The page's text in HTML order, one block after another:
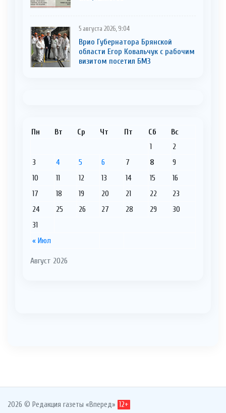
5 августа 2026, 9:04
Врио Губернатора Брянской
области Егор Ковальчук с рабочим
визитом посетил БМЗ
Август 2026
Пн Вт Ср Чт Пт Сб Вс
« Июл
1
2
3
4 5 6 7 8
9
10
11 12 13 14 15
16
17
18 19 20 21 22
23
24
25 26 27 28 29
30
31
2026 © Редакция газеты «Вперед» 12+